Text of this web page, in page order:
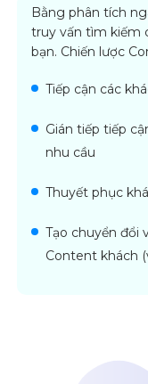
Bằng phân tích
truy vấn tìm kiếm
bạn. Chiến lược
Tiếp cận các
Gián tiếp tiếp
nhu cầu
Thuyết phục
Tạo chuyển đổi
Content khách